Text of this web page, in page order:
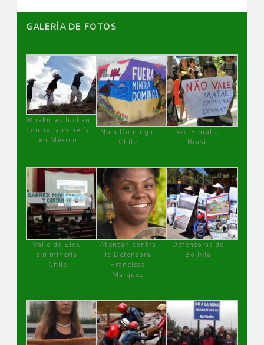
GALERÌA DE FOTOS
Wirakutas luchan
contra la minería
en México
No a Dominga,
Chile
VALE mata,
Brasil
Valle de Elqui
sin minería.
Chile
Atentan contra
la Defensora
Francisca
Márquez
Defensoras de
Bolivia